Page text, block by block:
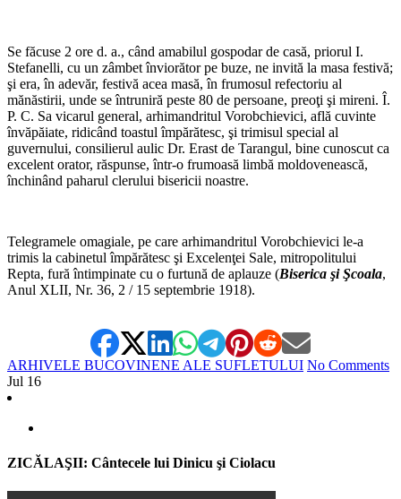
Se făcuse 2 ore d. a., când amabilul gospodar de casă, priorul I.
Stefanelli, cu un zâmbet înviorător pe buze, ne invită la masa festivă;
şi era, în adevăr, festivă acea masă, în frumosul refectoriu al
mănăstirii, unde se întruniră peste 80 de persoane, preoţi şi mireni. Î.
P. C. Sa vicarul general, arhimandritul Vorobchievici, află cuvinte
învăpăiate, ridicând toastul împărătesc, şi trimisul special al
guvernului, consilierul aulic Dr. Erast de Tarangul, bine cunoscut ca
excelent orator, răspunse, într-o frumoasă limbă moldovenească,
închinând paharul clerului bisericii noastre.
Telegramele omagiale, pe care arhimandritul Vorobchievici le-a
trimis la cabinetul împărătesc şi Excelenţei Sale, mitropolitului
Repta, fură întimpinate cu o furtună de aplauze (Biserica şi Şcoala,
Anul XLII, Nr. 36, 2 / 15 septembrie 1918).
ARHIVELE BUCOVINENE ALE SUFLETULUI No Comments
Jul 16
ZICĂLAŞII: Cântecele lui Dinicu şi Ciolacu